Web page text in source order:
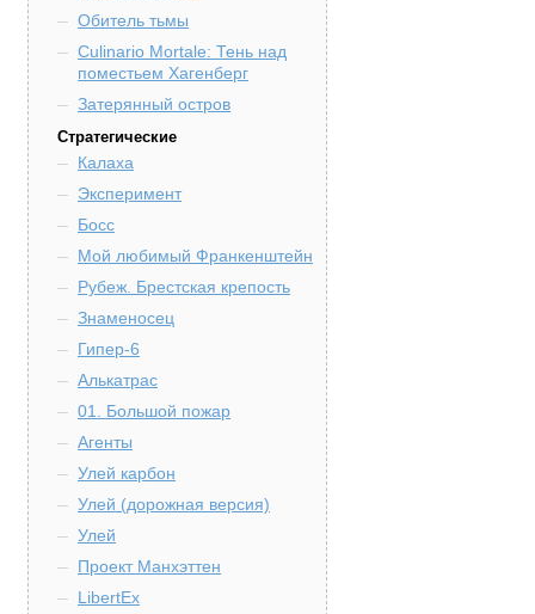
Обитель тьмы
Culinario Mortale: Тень над
поместьем Хагенберг
Затерянный остров
Стратегические
Калаха
Эксперимент
Босс
Мой любимый Франкенштейн
Рубеж. Брестская крепость
Знаменосец
Гипер-6
Алькатрас
01. Большой пожар
Агенты
Улей карбон
Улей (дорожная версия)
Улей
Проект Манхэттен
LibertEx